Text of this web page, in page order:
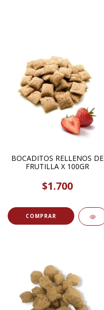
BOCADITOS RELLENOS DE
FRUTILLA X 100GR
$1.700
COMPRAR